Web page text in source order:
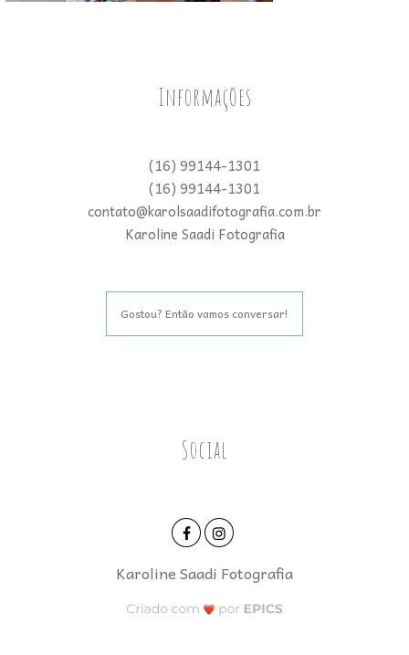
Informações
(16) 99144-1301
(16) 99144-1301
contato@karolsaadifotografia.com.br
Karoline Saadi Fotografia
Gostou? Então vamos conversar!
Social
Karoline Saadi Fotografia